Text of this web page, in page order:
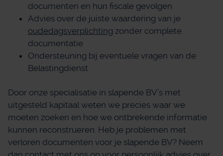
documenten en hun fiscale gevolgen
Advies over de juiste waardering van je
oudedagsverplichting zonder complete
documentatie
Ondersteuning bij eventuele vragen van de
Belastingdienst
Door onze specialisatie in slapende BV’s met
uitgesteld kapitaal weten we precies waar we
moeten zoeken en hoe we ontbrekende informatie
kunnen reconstrueren. Heb je problemen met
verloren documenten voor je slapende BV? Neem